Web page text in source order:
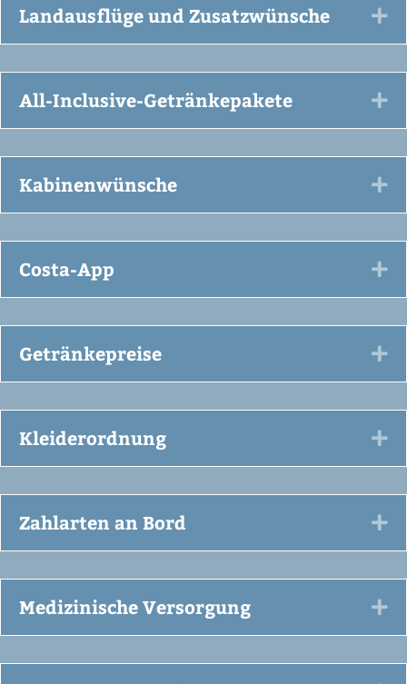
Landausflüge und Zusatzwünsche
All-Inclusive-Getränkepakete
Kabinenwünsche
Costa-App
Getränkepreise
Kleiderordnung
Zahlarten an Bord
Medizinische Versorgung